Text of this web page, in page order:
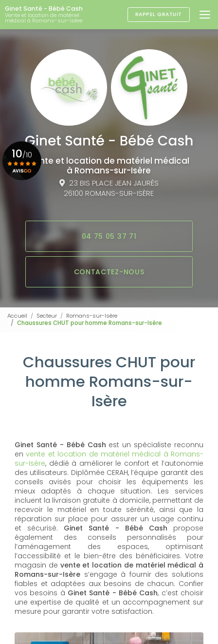
Aller
au
contenu
principal
Ginet Santé - Bébé Cash
Vente et location de matériel
médical à Romans-sur-Isère
RAPPEL GRATUIT
Vente et location de matériel médical
à Romans-sur-Isère
23 BIS PLACE JEAN JAURÈS
26100 ROMANS-SUR-ISÈRE
04 75 05 37 71
CONTACTEZ-NOUS
10/10
Accueil Secteur
Romans-sur-Isère
Chaussures CHUT pour homme Romans-sur-Isère
Chaussures CHUT pour
homme Romans-sur-
Isère
Ginet Santé - Bébé Cash est un spécialiste reconnu
envente et location de matériel médical à Romans-
sur-Isère, dédié à améliorer le confort et l’autonomie
des utilisateurs. Diplômée CERAH, l’équipe garantit des
conseils avisés pour choisir les équipements les
mieux adaptés à chaque situation. Les services
incluent la livraison gratuite à domicile, permettant de
recevoir le matériel en toute sérénité, ainsi que la
réparation sur place pour assurer un usage continu
et sécurisé. Ginet Santé - Bébé Cash propose
également des conseils personnalisés pour
l’aménagement des espaces, optimisant
l’accessibilité et le bien-être des bénéficiaires. Votre
magasin de vente et location de matériel médical à
Romans-sur-Isère s’engage à fournir des solutions
fiables et adaptées aux besoins de chacun. Confier
vos besoins à Ginet Santé - Bébé Cash, c’est choisir
une expertise de qualité et un accompagnement sur
mesure pour garantir votre satisfaction.